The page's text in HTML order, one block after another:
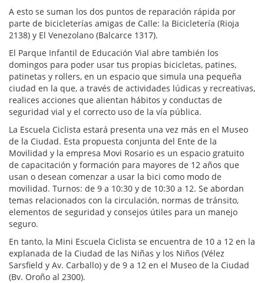
A esto se suman los dos puntos de reparación rápida por
parte de bicicleterías amigas de Calle: la Bicicletería (Rioja
2138) y El Venezolano (Balcarce 1317).
El Parque Infantil de Educación Vial abre también los
domingos para poder usar tus propias bicicletas, patines,
patinetas y rollers, en un espacio que simula una pequeña
ciudad en la que, a través de actividades lúdicas y recreativas,
realices acciones que alientan hábitos y conductas de
seguridad vial y el correcto uso de la vía pública.
La Escuela Ciclista estará presenta una vez más en el Museo
de la Ciudad. Esta propuesta conjunta del Ente de la
Movilidad y la empresa Movi Rosario es un espacio gratuito
de capacitación y formación para mayores de 12 años que
usan o desean comenzar a usar la bici como modo de
movilidad. Turnos: de 9 a 10:30 y de 10:30 a 12. Se abordan
temas relacionados con la circulación, normas de tránsito,
elementos de seguridad y consejos útiles para un manejo
seguro.
En tanto, la Mini Escuela Ciclista se encuentra de 10 a 12 en la
explanada de la Ciudad de las Niñas y los Niños (Vélez
Sarsfield y Av. Carballo) y de 9 a 12 en el Museo de la Ciudad
(Bv. Oroño al 2300).